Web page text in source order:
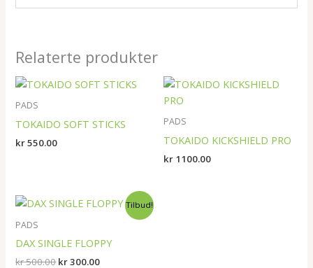
Relaterte produkter
PADS
TOKAIDO SOFT STICKS
kr550.00
PADS
TOKAIDO KICKSHIELD PRO
kr 1100.00
Tilbud!
PADS
DAX SINGLE FLOPPY
kr500.00
Opprinnelig
kr300.00
Nåværende